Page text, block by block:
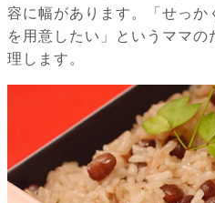
容に幅があります。「せっか
を用意したい」というママ
理します。